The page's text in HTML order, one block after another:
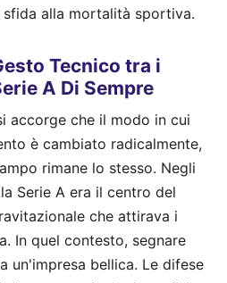
sfida alla mortalità sportiva.
Tecnico tra i
A Di Sempre
accorge che il modo in cui
è cambiato radicalmente,
rimane lo stesso. Negli
Serie A era il centro del
che attirava i
In quel contesto, segnare
un'impresa bellica. Le difese